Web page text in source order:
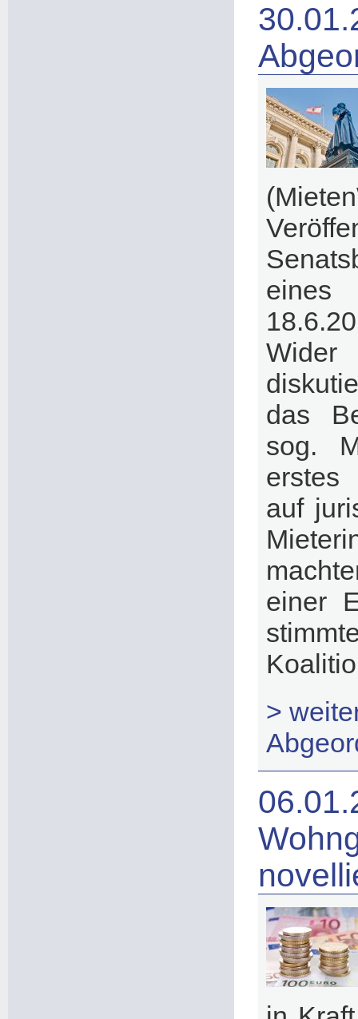
eines
das
sog.
erstes
auf
einer
>